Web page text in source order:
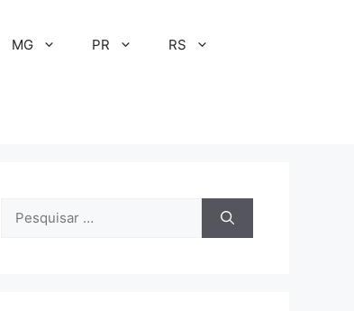
MG PR RS
por: